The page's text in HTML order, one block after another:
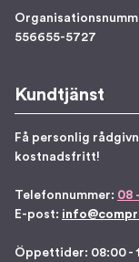
556655-5727
Kundtjänst
Få personlig
kostnadsfritt!
Telefonnummer: 08
E-post:
Öppettider: 08:00 -